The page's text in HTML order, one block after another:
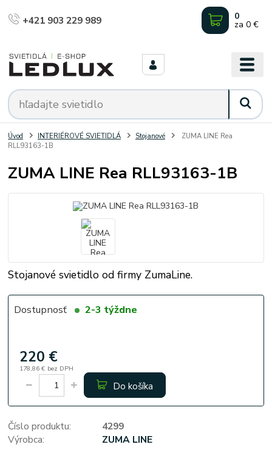
+421 903 229 989 0
za 0 €
Úvod INTERIÉROVÉ SVIETIDLÁ Stojanové
ZUMA LINE Rea
RLL93163-1B
ZUMA LINE Rea RLL93163-1B
Stojanové svietidlo od firmy ZumaLine.
Dostupnosť 2-3 týždne
220 €
178,86 € bez DPH
Do košíka
Číslo produktu:
4299
Výrobca:
ZUMA LINE